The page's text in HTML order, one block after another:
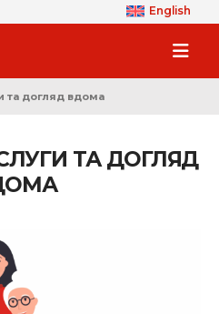
English
та догляд вдома
ТА ДОГЛЯД